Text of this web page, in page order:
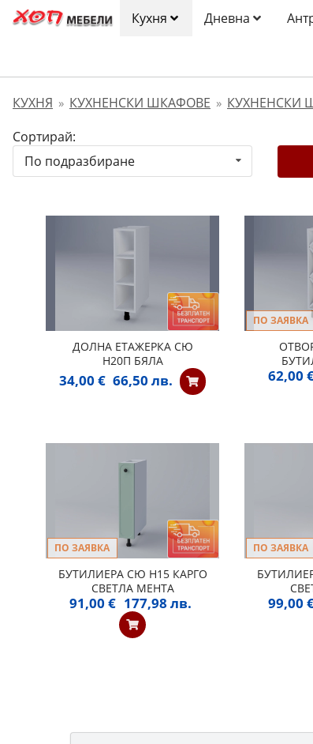
Кухня Дневна
КУХНЯ » КУХНЕНСКИ ШКАФОВЕ » КУХНЕНСКИ
Сортирай:
По подразбиране
ДОЛНА ЕТАЖЕРКА СЮ
Н20П БЯЛА
34,00 € 66,50 лв.
ПО ЗАЯВКА
62,00
ПО ЗАЯВКА
БУТИЛИЕРА СЮ Н15 КАРГО
СВЕТЛА МЕНТА
91,00 € 177,98 лв.
ПО ЗАЯВКА
99,00